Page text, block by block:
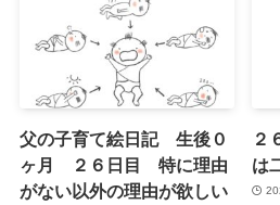
父の子育て絵日記 生後０
ヶ月 ２６日目 特に理由
がない以外の理由が欲しい
２
は